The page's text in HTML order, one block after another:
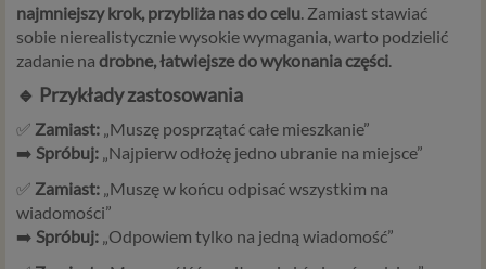
najmniejszy krok, przybliża nas do celu. Zamiast stawiać
sobie nierealistycznie wysokie wymagania, warto podzielić
zadanie na drobne, łatwiejsze do wykonania części.
🔹 Przykłady zastosowania
✅ Zamiast: „Muszę posprzątać całe mieszkanie”
➡️ Spróbuj: „Najpierw odłożę jedno ubranie na miejsce”
✅ Zamiast: „Muszę w końcu odpisać wszystkim na
wiadomości”
➡️ Spróbuj: „Odpowiem tylko na jedną wiadomość”